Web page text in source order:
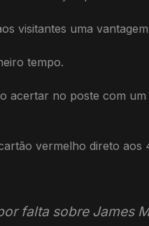
visitantes uma
tempo.
acertar no poste com
vermelho direto
falta sobre James